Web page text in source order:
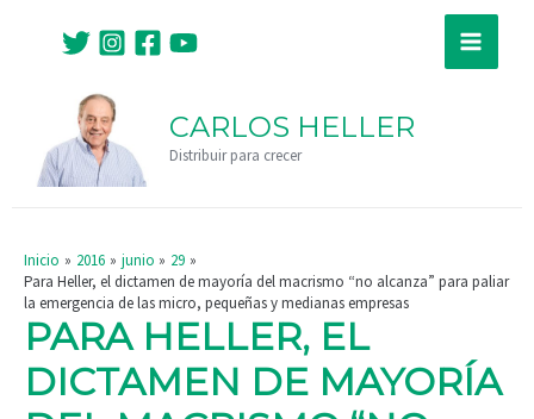
contenido
Main
CARLOS HELLER
Distribuir para crecer
Inicio 2016 junio
29
Para Heller, el dictamen de mayoría del macrismo “no alcanza” para paliar
la emergencia de las micro, pequeñas y medianas empresas
PARA HELLER, EL
DICTAMEN DE MAYORÍA
entradas